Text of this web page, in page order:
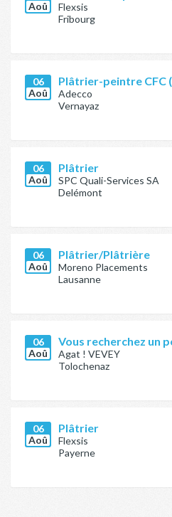
Aoû
Flexsis
Fribourg
06
Aoû
Plâtrier-peintre CFC
Adecco
Vernayaz
06
Aoû
Plâtrier
SPC Quali-Services SA
Delémont
06
Aoû
Plâtrier/Plâtrière
Moreno Placements
Lausanne
06
Aoû
Vous recherchez un
Agat ! VEVEY
Tolochenaz
06
Aoû
Plâtrier
Flexsis
Payerne